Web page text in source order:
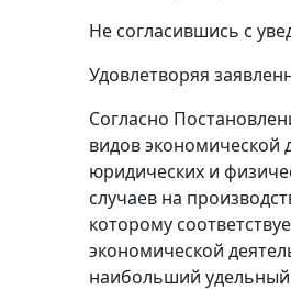
Не согласившись с
Удовлетворяя
Согласно
видов экономической
юридических и
случаев на
которому
экономической
наибольший